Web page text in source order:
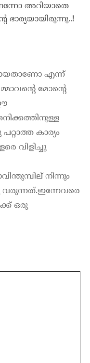
അറിയാതെ
എന്ന്
മോന്റെ
കാര്യം
വിളിച്ചു
നിന്നും
ഒരു